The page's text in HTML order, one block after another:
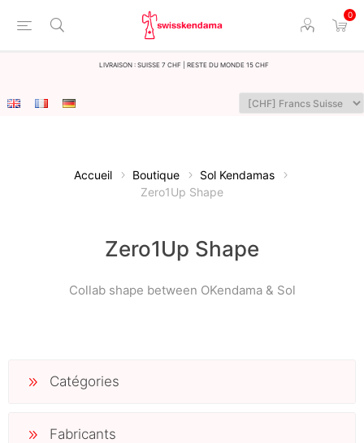
0
LIvraison : Suisse 7 CHF | Reste du monde 15 CHF
Accueil Boutique
Sol Kendamas
Zero1Up Shape
Zero1Up Shape
Collab shape between OKendama & Sol
Catégories
Fabricants